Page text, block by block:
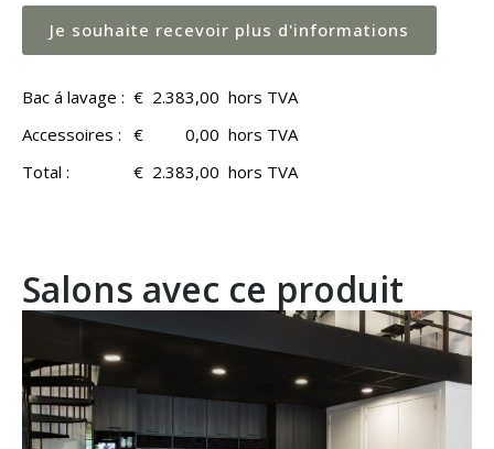
Je souhaite recevoir plus d'informations
Bac á lavage : € 2.383,00 hors TVA
Accessoires : € 0,00 hors TVA
Total :
€ 2.383,00 hors TVA
Salons avec ce produit